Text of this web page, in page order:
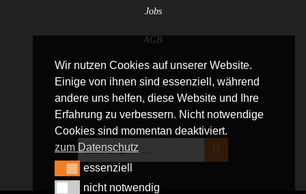
Jobs
AGB
Wir nutzen Cookies auf unserer Website.
Einige von ihnen sind essenziell, während
andere uns helfen, diese Website und Ihre
Erfahrung zu verbessern. Nicht notwendige
Cookies sind momentan deaktiviert.
zum Datenschutz
essenziellessenziell
nicht notwendig
nicht notwendig